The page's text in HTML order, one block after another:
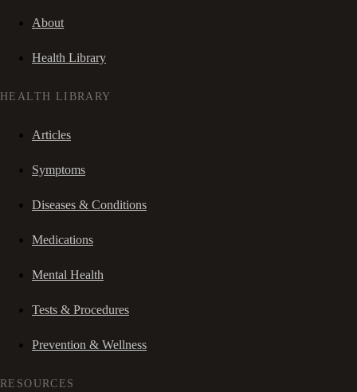
About
Health Library
HEALTH LIBRARY
Articles
Symptoms
Diseases & Conditions
Medications
Mental Health
Tests & Procedures
Prevention & Wellness
RESOURCES